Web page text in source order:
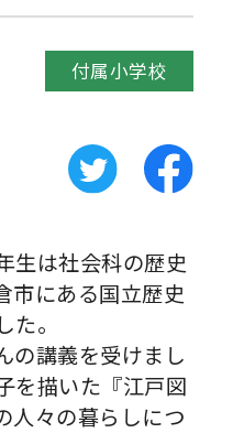
付属小学校
生は社会科の歴史
市にある国立歴史
。
の講義を受けまし
を描いた『江戸図
人々の暮らしにつ